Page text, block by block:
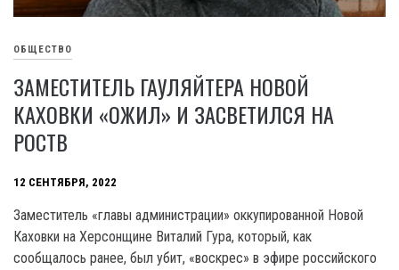
ОБЩЕСТВО
ЗАМЕСТИТЕЛЬ ГАУЛЯЙТЕРА НОВОЙ
КАХОВКИ «ОЖИЛ» И ЗАСВЕТИЛСЯ НА
РОСТВ
12 СЕНТЯБРЯ, 2022
Заместитель «главы администрации» оккупированной Новой
Каховки на Херсонщине Виталий Гура, который, как
сообщалось ранее, был убит, «воскрес» в эфире российского